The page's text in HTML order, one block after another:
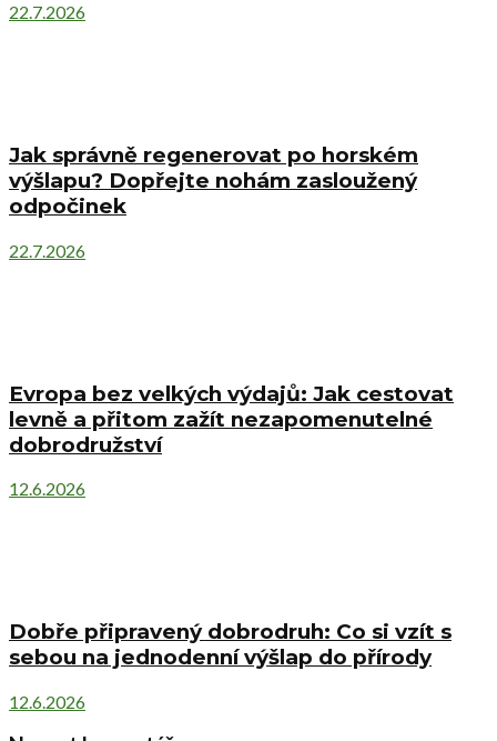
22.7.2026
Jak správně regenerovat po horském
výšlapu? Dopřejte nohám zasloužený
odpočinek
22.7.2026
Evropa bez velkých výdajů: Jak cestovat
levně a přitom zažít nezapomenutelné
dobrodružství
12.6.2026
Dobře připravený dobrodruh: Co si vzít s
sebou na jednodenní výšlap do přírody
12.6.2026